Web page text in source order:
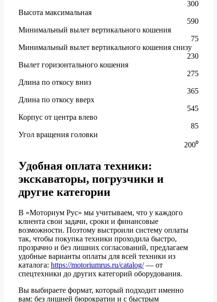
300
Высота максимальная
590
Минимальный вылет вертикального кошения
75
Минимальный вылет вертикального кошения снизу
230
Вылет горизонтального кошения
275
Длина по откосу вниз
365
Длина по откосу вверх
545
Корпус от центра влево
85
Угол вращения головки
200⁰
Удобная оплата техники:
экскаваторы, погрузчики и
другие категории
В «Моториум Рус» мы учитываем, что у каждого
клиента свои задачи, сроки и финансовые
возможности. Поэтому выстроили систему оплаты
так, чтобы покупка техники проходила быстро,
прозрачно и без лишних согласований, предлагаем
удобные варианты оплаты для всей техники из
каталога: https://motoriumrus.ru/catalog/— от
спецтехники до других категорий оборудования.
Вы выбираете формат, который подходит именно
вам: без лишней бюрократии и с быстрым